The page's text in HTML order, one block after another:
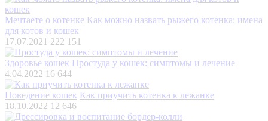
Мечтаете о котенке Как можно назвать рыжего котенка: имена
для котов и кошек
17.07.2021 222 151
Здоровье кошек Простуда у кошек: симптомы и лечение
4.04.2022 16 644
Поведение кошек Как приучить котенка к лежанке
18.10.2022 12 646